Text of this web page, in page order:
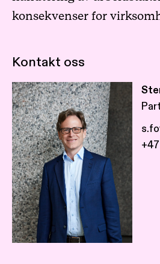
konsekvenser for
Kontakt oss